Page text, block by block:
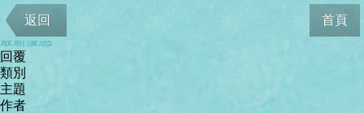
返回 首頁
位於
首頁
最新優惠
回覆
類別
主題
作者